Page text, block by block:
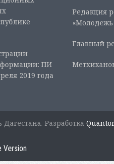
ПИ
2019 года
Редакция
«Молодежь
Главный
Разработка
Version